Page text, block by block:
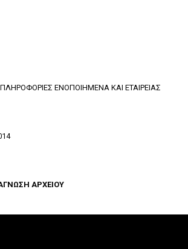
ΠΛΗΡΟΦΟΡΙΕΣ ΕΝΟΠΟΙΗΜΕΝΑ ΚΑΙ ΕΤΑΙΡΕΙΑΣ
ΑΡΧΕΙΟΥ